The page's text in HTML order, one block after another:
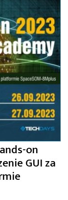
on
GUI za